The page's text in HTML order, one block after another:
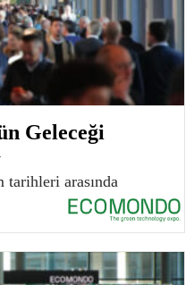
Geleceği
tarihleri arasında